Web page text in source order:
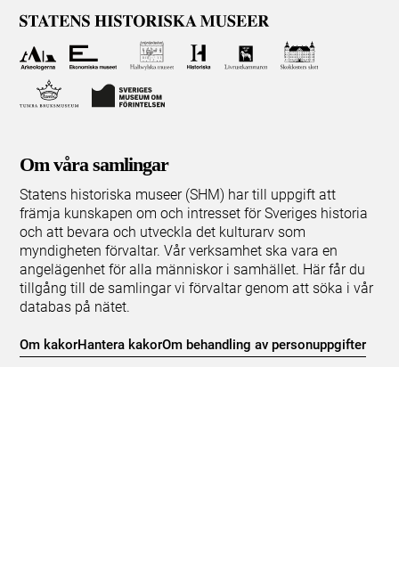
Om våra samlingar
Statens historiska museer (SHM) har till uppgift att
främja kunskapen om och intresset för Sveriges historia
och att bevara och utveckla det kulturarv som
myndigheten förvaltar. Vår verksamhet ska vara en
angelägenhet för alla människor i samhället. Här får du
tillgång till de samlingar vi förvaltar genom att söka i vår
databas på nätet.
Om kakorHantera kakorOm behandling av personuppgifter